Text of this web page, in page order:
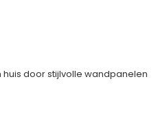
huis door stijlvolle wandpanelen